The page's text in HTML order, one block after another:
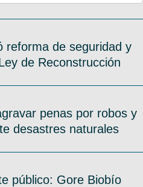
reforma de seguridad y
de Reconstrucción
penas por robos y
desastres naturales
público: Gore Biobío